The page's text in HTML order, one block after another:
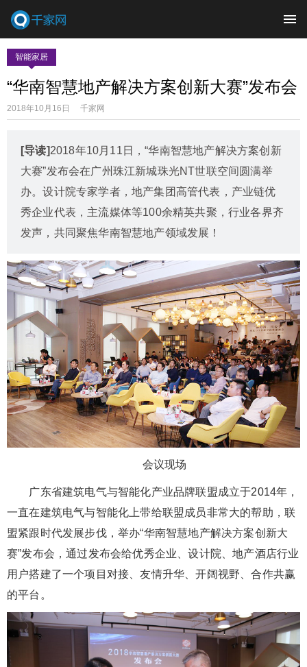
智能家居
“华南智慧地产解决方案创新大赛”发布会
2018年10月16日 千家网
[导读]2018年10月11日，“华南智慧地产解决方案创新
大赛”发布会在广州珠江新城珠光NT世联空间圆满举
办。设计院专家学者，地产集团高管代表，产业链优
秀企业代表，主流媒体等100余精英共聚，行业各界齐
发声，共同聚焦华南智慧地产领域发展！
会议现场
广东省建筑电气与智能化产业品牌联盟成立于2014年，
一直在建筑电气与智能化上带给联盟成员非常大的帮助，联
盟紧跟时代发展步伐，举办“华南智慧地产解决方案创新大
赛”发布会，通过发布会给优秀企业、设计院、地产酒店行业
用户搭建了一个项目对接、友情升华、开阔视野、合作共赢
的平台。